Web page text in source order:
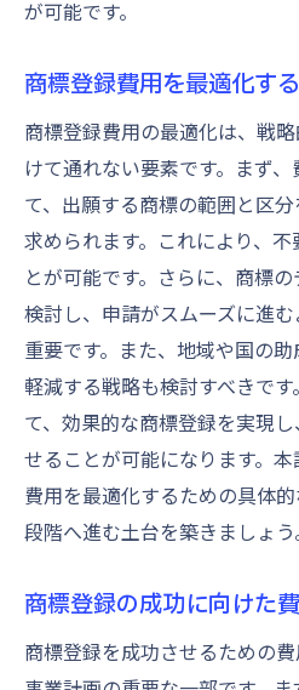
マーケットでのポジ
商標
が可能です。
商標登録費用を最適化す
商標登録費用の最適化は、戦
けて通れない要素です。まず
て、出願する商標の範囲と区
求められます。これにより、
とが可能です。さらに、商標
検討し、申請がスムーズに進
重要です。また、地域や国の
軽減する戦略も検討すべきで
て、効果的な商標登録を実現
せることが可能になります。
費用を最適化するための具体
段階へ進む土台を築きましょう
商標登録の成功に向けた
商標登録を成功させるための